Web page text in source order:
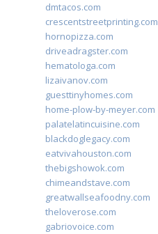
dmtacos.com
crescentstreetprinting.com
hornopizza.com
driveadragster.com
hematologa.com
lizaivanov.com
guesttinyhomes.com
home-plow-by-meyer.com
palatelatincuisine.com
blackdoglegacy.com
eatvivahouston.com
thebigshowok.com
chimeandstave.com
greatwallseafoodny.com
theloverose.com
gabriovoice.com